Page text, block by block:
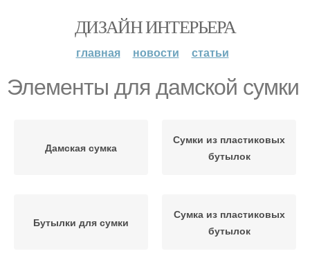
ДИЗАЙН ИНТЕРЬЕРА
главная новости статьи
Элементы для дамской сумки
Дамская сумка
Сумки из пластиковых
бутылок
Бутылки для сумки
Сумка из пластиковых
бутылок